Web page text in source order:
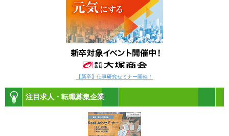
【新卒】仕事研究セミナー開催！
注目求人・転職募集企業